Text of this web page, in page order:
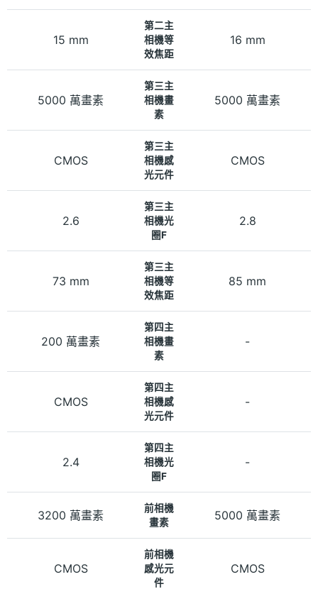
15 mm
第二主
相機等
效焦距
16 mm
5000 萬畫素
第三主
相機畫
素
5000 萬畫素
CMOS
第三主
相機感
光元件
CMOS
2.6
第三主
相機光
圈F
2.8
73 mm
第三主
相機等
效焦距
85 mm
200 萬畫素
第四主
相機畫
素
-
CMOS
第四主
相機感
光元件
-
2.4
第四主
相機光
圈F
-
3200 萬畫素
前相機
畫素
5000 萬畫素
CMOS
前相機
感光元
件
CMOS